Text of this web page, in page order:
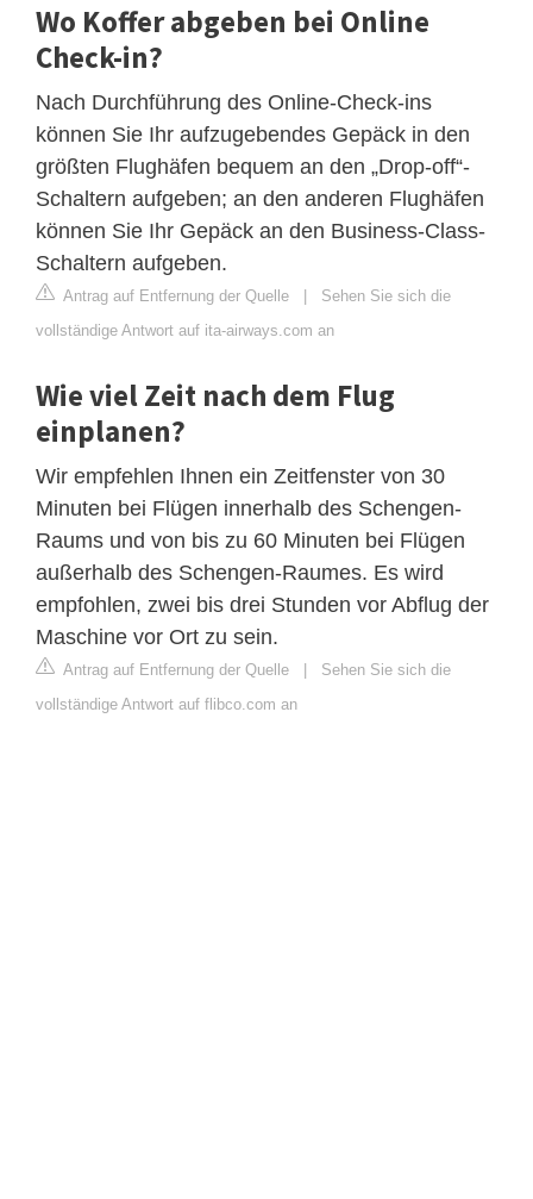
Wo Koffer abgeben bei Online
Check-in?
Nach Durchführung des Online-Check-ins
können Sie Ihr aufzugebendes Gepäck in den
größten Flughäfen bequem an den „Drop-off“-
Schaltern aufgeben; an den anderen Flughäfen
können Sie Ihr Gepäck an den Business-Class-
Schaltern aufgeben.
Antrag auf Entfernung der Quelle | Sehen Sie sich die
vollständige Antwort auf ita-airways.com an
Wie viel Zeit nach dem Flug
einplanen?
Wir empfehlen Ihnen ein Zeitfenster von 30
Minuten bei Flügen innerhalb des Schengen-
Raums und von bis zu 60 Minuten bei Flügen
außerhalb des Schengen-Raumes. Es wird
empfohlen, zwei bis drei Stunden vor Abflug der
Maschine vor Ort zu sein.
Antrag auf Entfernung der Quelle | Sehen Sie sich die
vollständige Antwort auf flibco.com an